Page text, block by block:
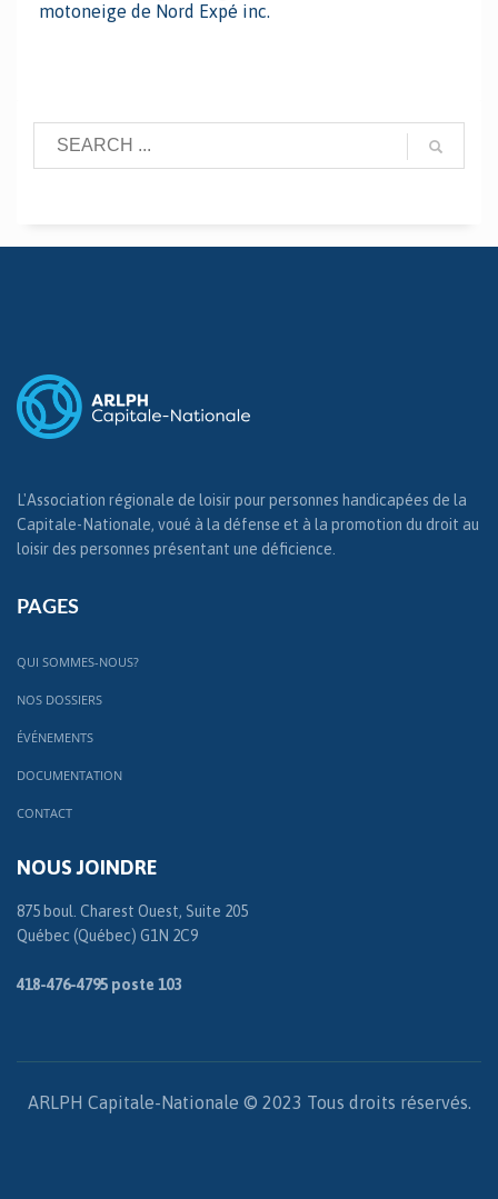
motoneige de Nord Expé inc.
L'Association régionale de loisir pour personnes handicapées de la
Capitale-Nationale, voué à la défense et à la promotion du droit au
loisir des personnes présentant une déficience.
PAGES
QUI SOMMES-NOUS?
NOS DOSSIERS
ÉVÉNEMENTS
DOCUMENTATION
CONTACT
NOUS JOINDRE
875 boul. Charest Ouest, Suite 205
Québec (Québec) G1N 2C9
418-476-4795 poste 103
ARLPH Capitale-Nationale © 2023 Tous droits réservés.